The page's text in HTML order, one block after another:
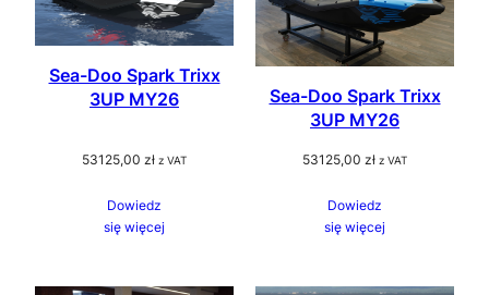
Sea-Doo Spark Trixx
3UP MY26
53125,00 zł z VAT
Dowiedz
się więcej
Sea-Doo Spark Trixx
3UP MY26
53125,00 zł z VAT
Dowiedz
się więcej